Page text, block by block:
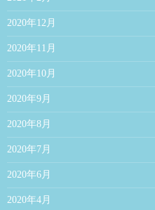
2020年12月
2020年11月
2020年10月
2020年9月
2020年8月
2020年7月
2020年6月
2020年4月